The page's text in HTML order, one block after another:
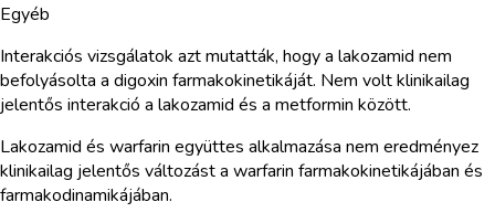
Egyéb
Interakciós vizsgálatok azt mutatták, hogy a lakozamid nem
befolyásolta a digoxin farmakokinetikáját. Nem volt klinikailag
jelentős interakció a lakozamid és a metformin között.
Lakozamid és warfarin együttes alkalmazása nem eredményez
klinikailag jelentős változást a warfarin farmakokinetikájában és
farmakodinamikájában.